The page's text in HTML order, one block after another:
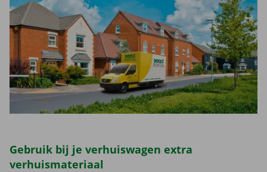
Gebruik bij je verhuiswagen extra
verhuismateriaal